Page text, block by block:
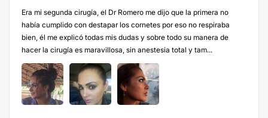
Era mi segunda cirugía, el Dr Romero me dijo que la primera no
había cumplido con destapar los cornetes por eso no respiraba
bien, él me explicó todas mis dudas y sobre todo su manera de
hacer la cirugía es maravillosa, sin anestesia total y tam...